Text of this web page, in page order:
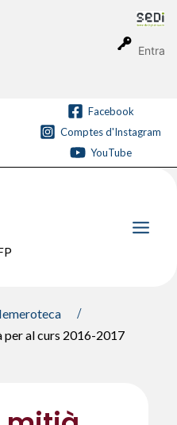
Entra
Facebook
Comptes d'Instagram
YouTube
per al curs 2016-2017